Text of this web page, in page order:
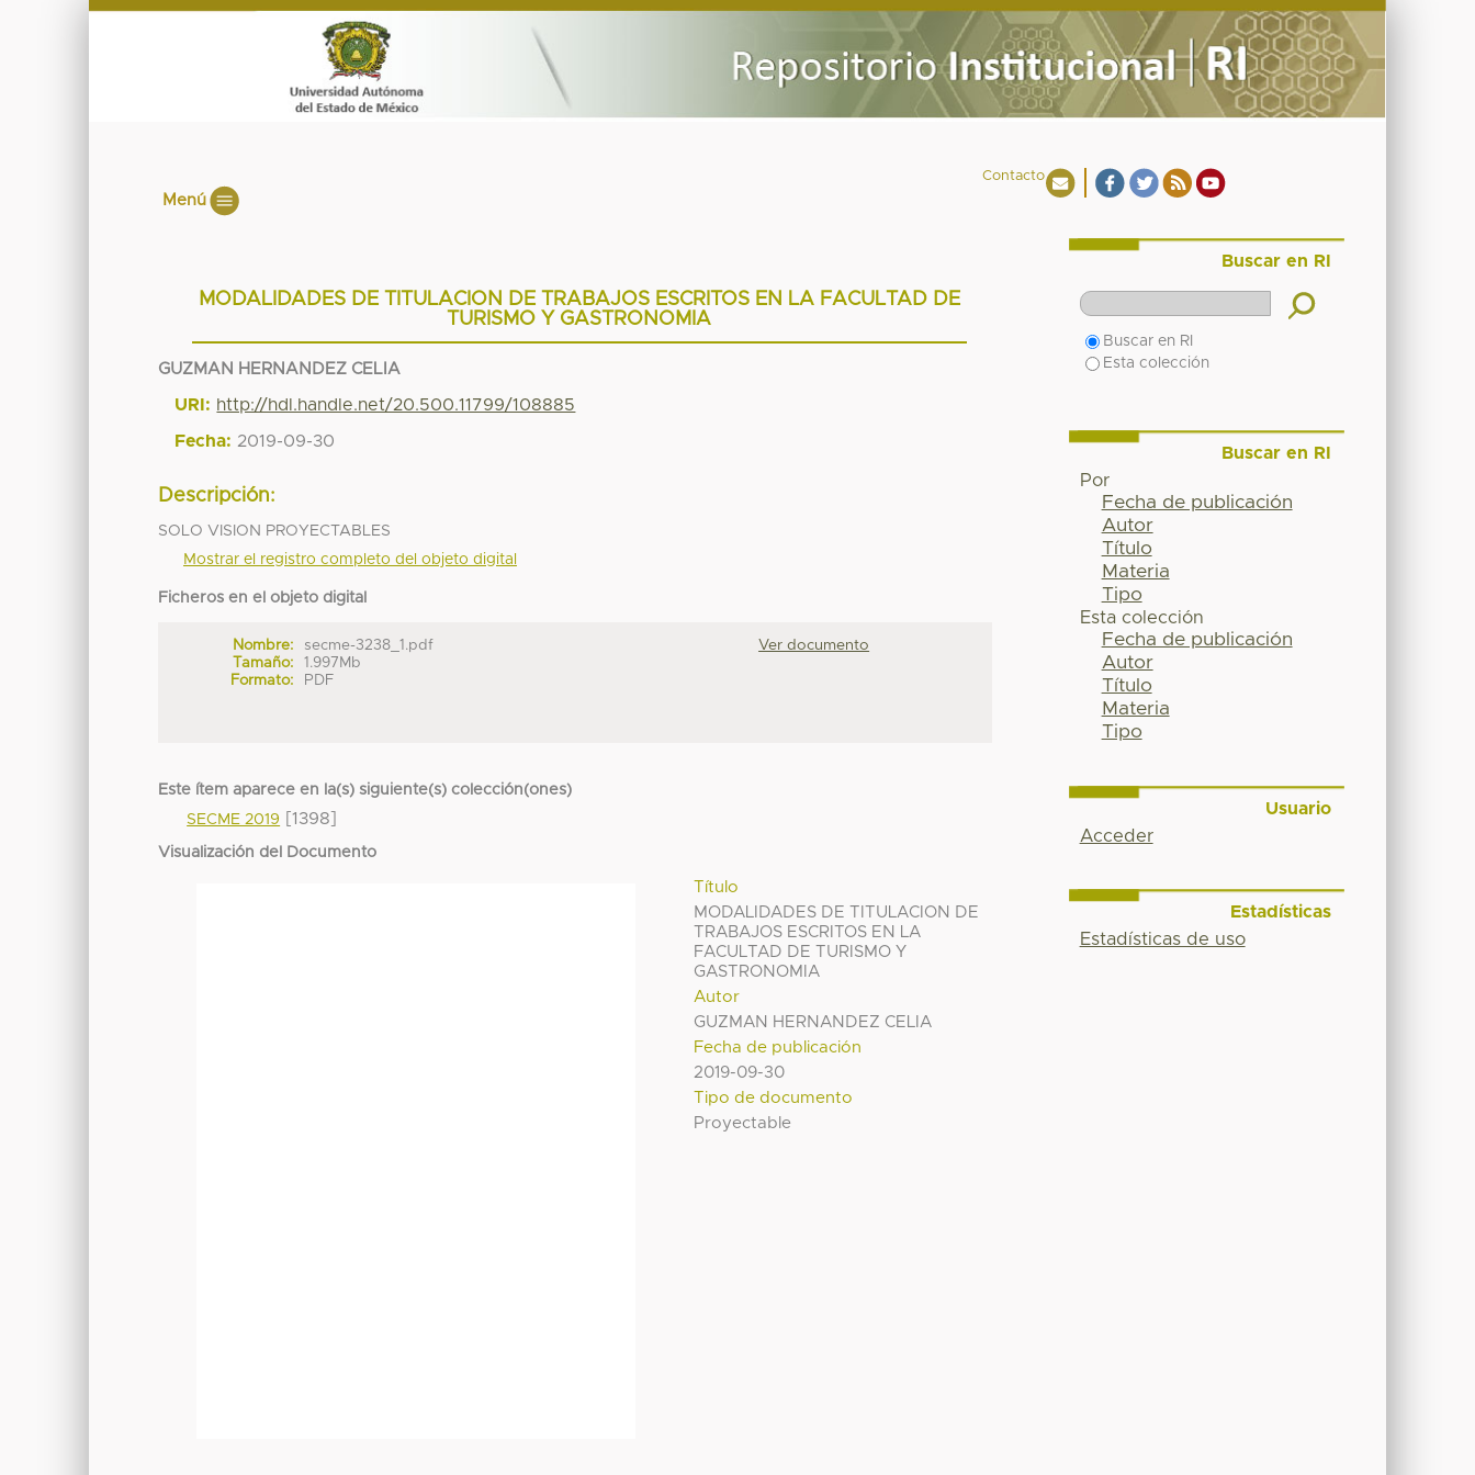
Contacto
Menú
MODALIDADES DE TITULACION DE TRABAJOS ESCRITOS EN LA FACULTAD DE
TURISMO Y GASTRONOMIA
GUZMAN HERNANDEZ CELIA
URI: http://hdl.handle.net/20.500.11799/108885
Fecha: 2019-09-30
Descripción:
SOLO VISION PROYECTABLES
Mostrar el registro completo del objeto digital
Ficheros en el objeto digital
Nombre:
secme-3238_1.pdf
Tamaño:
1.997Mb
Formato:
PDF
Ver documento
Este ítem aparece en la(s) siguiente(s) colección(ones)
SECME 2019
[1398]
Visualización del Documento
Título
MODALIDADES DE TITULACION DE
TRABAJOS ESCRITOS EN LA
FACULTAD DE TURISMO Y
GASTRONOMIA
Autor
GUZMAN HERNANDEZ CELIA
Fecha de publicación
2019-09-30
Tipo de documento
Proyectable
Buscar en RI
Buscar en RI
Esta colección
Buscar en RI
Por
Fecha de publicación
Autor
Título
Materia
Tipo
Esta colección
Fecha de publicación
Autor
Título
Materia
Tipo
Usuario
Acceder
Estadísticas
Estadísticas de uso